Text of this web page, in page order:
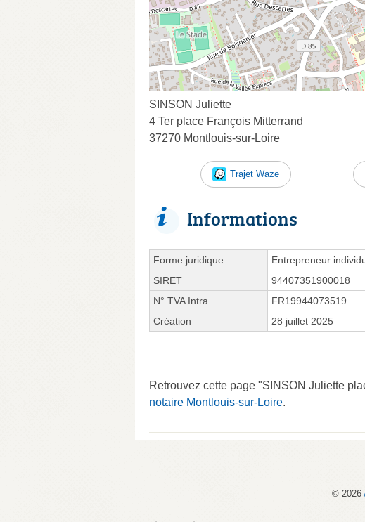
SINSON Juliette
4 Ter place François Mitterrand
37270 Montlouis-sur-Loire
Trajet Waze
Informations
Forme juridique
Entrepreneur
SIRET
94407351900018
N° TVA Intra.
FR19944073519
Création
28 juillet 2025
Retrouvez cette page "SINSON Juliette
notaire Montlouis-sur-Loire.
© 2026